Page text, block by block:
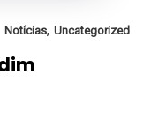
Notícias, Uncategorized